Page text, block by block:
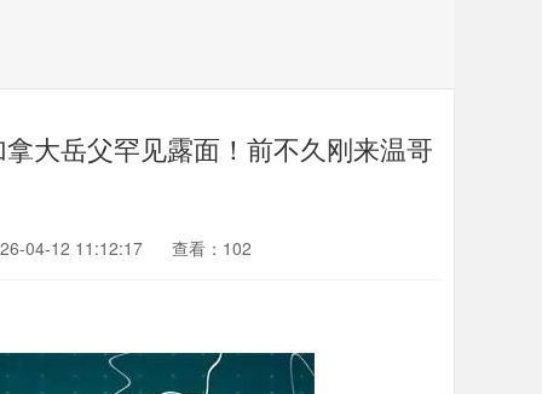
大岳父罕见露面！前不久刚来温哥
04-12 11:12:17 查看：102